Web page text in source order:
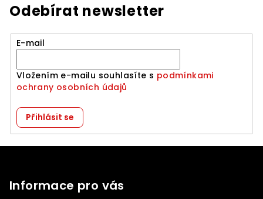
Odebírat newsletter
E-mail
Vložením e-mailu souhlasíte s podmínkami
ochrany osobních údajů
Přihlásit se
Informace pro vás